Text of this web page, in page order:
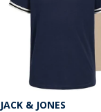
JACK & JONES